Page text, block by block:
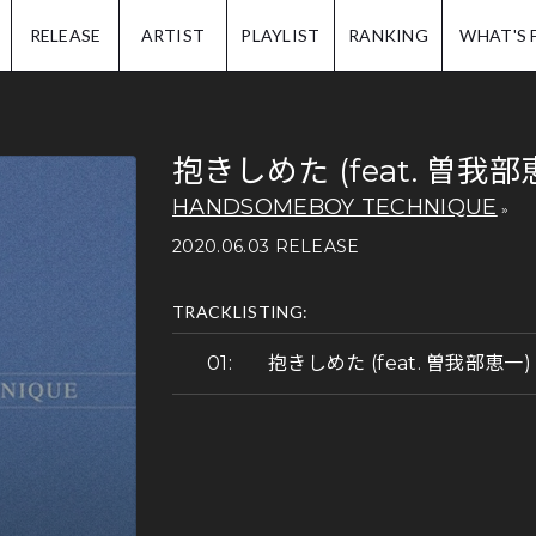
RELEASE ARTIST PLAYLIST RANKING WHAT'S
抱きしめた (feat. 曽我部
HANDSOMEBOY TECHNIQUE
2020.06.03 RELEASE
TRACKLISTING:
抱きしめた (feat. 曽我部恵一)